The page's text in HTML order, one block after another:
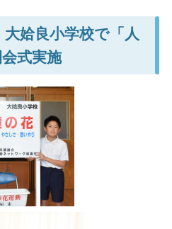
姶良小学校で「人
式実施